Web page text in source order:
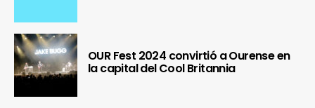
OUR Fest 2024 convirtió a Ourense en
la capital del Cool Britannia